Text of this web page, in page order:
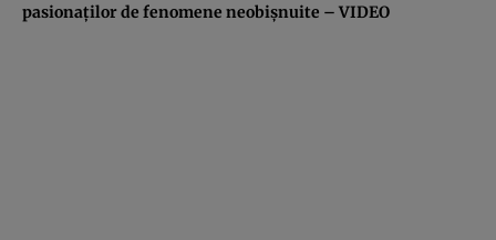
pasionaţilor de fenomene neobişnuite – VIDEO